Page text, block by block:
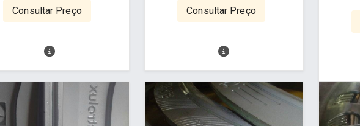
Consultar Preço Consultar Preço